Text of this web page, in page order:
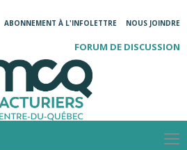
ABONNEMENT À L'INFOLETTRE NOUS JOINDRE
FORUM DE DISCUSSION